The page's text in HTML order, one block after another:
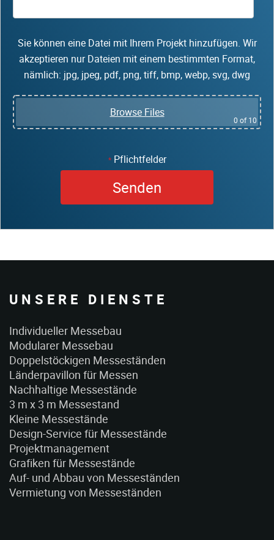
Sie können eine Datei mit Ihrem Projekt hinzufügen. Wir
akzeptieren nur Dateien mit einem bestimmten Format,
nämlich: jpg, jpeg, pdf, png, tiff, bmp, webp, svg, dwg
Browse Files
0 of 10
*Pflichtfelder
UNSERE DIENSTE
Individueller Messebau
Modularer Messebau
Doppelstöckigen Messeständen
Länderpavillon für Messen
Nachhaltige Messestände
3 m x 3 m Messestand
Kleine Messestände
Design-Service für Messestände
Projektmanagement
Grafiken für Messestände
Auf- und Abbau von Messeständen
Vermietung von Messeständen